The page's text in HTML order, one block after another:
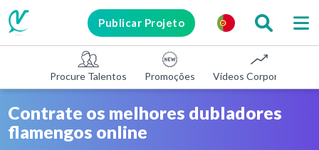
Publicar Projeto
Procure Talentos Promoções Vídeos Corporativos
Contrate os melhores dubladores
flamengos online